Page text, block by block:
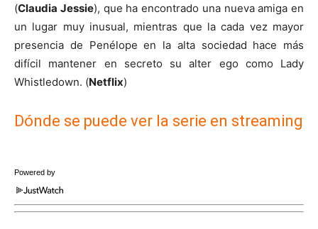
(Claudia Jessie), que ha encontrado una nueva amiga en
un lugar muy inusual, mientras que la cada vez mayor
presencia de Penélope en la alta sociedad hace más
difícil mantener en secreto su alter ego como Lady
Whistledown. (Netflix)
Dónde se puede ver la serie en streaming
Powered by